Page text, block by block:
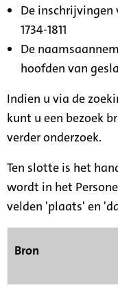
De inschrijvingen
1734-1811
De
hoofden van
Indien u via de
kunt u een bezoek
verder onderzoek.
Ten slotte is het
wordt in het
velden 'plaats' en
Bron